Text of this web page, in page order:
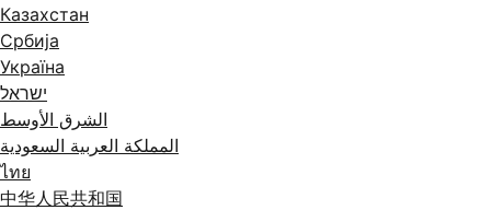
Казахстан
Србија
Україна
ישראל
الشرق الأوسط
المملكة العربية السعودية
ไทย
中华人民共和国